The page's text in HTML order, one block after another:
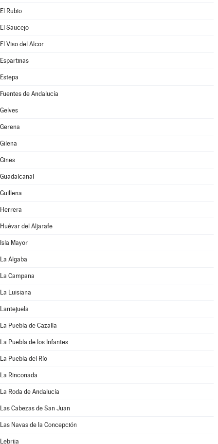
El Rubio
El Saucejo
El Viso del Alcor
Espartinas
Estepa
Fuentes de Andalucía
Gelves
Gerena
Gilena
Gines
Guadalcanal
Guillena
Herrera
Huévar del Aljarafe
Isla Mayor
La Algaba
La Campana
La Luisiana
Lantejuela
La Puebla de Cazalla
La Puebla de los Infantes
La Puebla del Río
La Rinconada
La Roda de Andalucía
Las Cabezas de San Juan
Las Navas de la Concepción
Lebrija